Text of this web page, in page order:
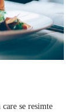
se resimte